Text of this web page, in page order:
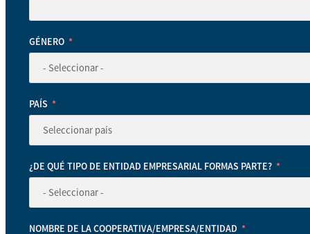
GÉNERO
PAÍS
¿DE QUÉ TIPO DE ENTIDAD EMPRESARIAL FORMAS PARTE?
NOMBRE DE LA COOPERATIVA/EMPRESA/ENTIDAD